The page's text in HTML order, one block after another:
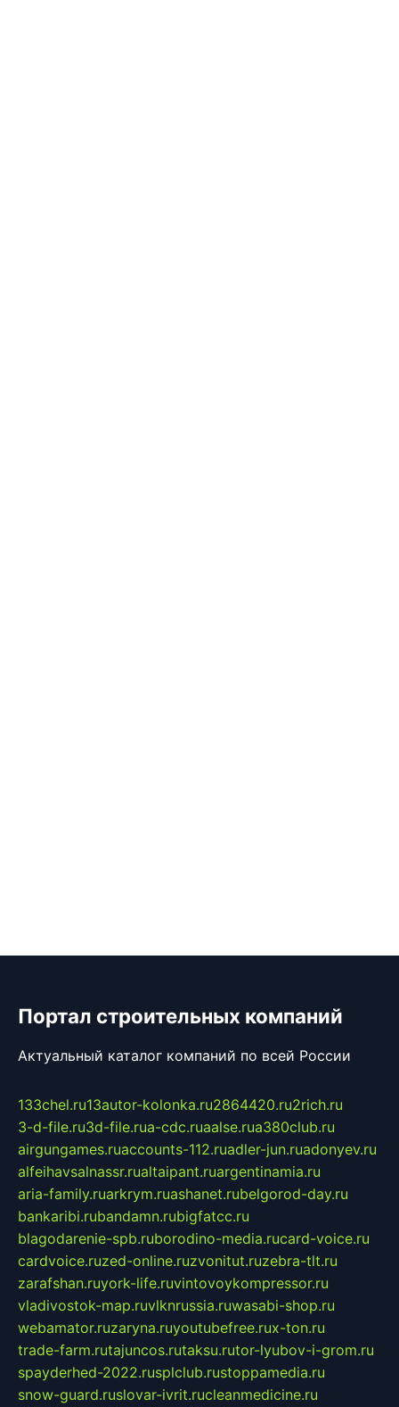
Портал строительных компаний
Актуальный каталог компаний по всей России
133chel.ru13autor-kolonka.ru2864420.ru2rich.ru
3-d-file.ru3d-file.rua-cdc.ruaalse.rua380club.ru
airgungames.ruaccounts-112.ruadler-jun.ruadonyev.ru
alfeihavsalnassr.rualtaipant.ruargentinamia.ru
aria-family.ruarkrym.ruashanet.rubelgorod-day.ru
bankaribi.rubandamn.rubigfatcc.ru
blagodarenie-spb.ruborodino-media.rucard-voice.ru
cardvoice.ruzed-online.ruzvonitut.ruzebra-tlt.ru
zarafshan.ruyork-life.ruvintovoykompressor.ru
vladivostok-map.ruvlknrussia.ruwasabi-shop.ru
webamator.ruzaryna.ruyoutubefree.rux-ton.ru
trade-farm.rutajuncos.rutaksu.rutor-lyubov-i-grom.ru
spayderhed-2022.rusplclub.rustoppamedia.ru
snow-guard.ruslovar-ivrit.rucleanmedicine.ru